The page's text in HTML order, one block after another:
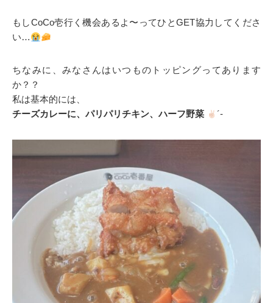
もしCoCo壱行く機会あるよ〜ってひとGET協力してくださ
い…
ちなみに、みなさんはいつものトッピングってあります
か？？
私は基本的には、
チーズカレーに、パリパリチキン、ハーフ野菜
´-